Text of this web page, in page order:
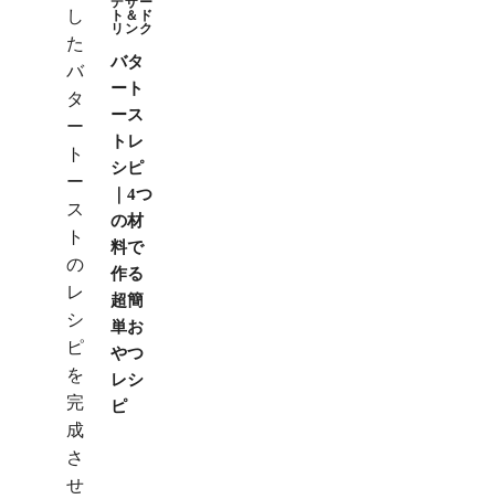
ト＆ド
リンク
バタ
ート
ース
トレ
シピ
｜4つ
の材
料で
作る
超簡
単お
やつ
レシ
ピ